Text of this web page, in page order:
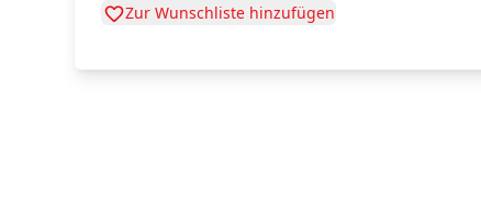
Zur Wunschliste hinzufügen